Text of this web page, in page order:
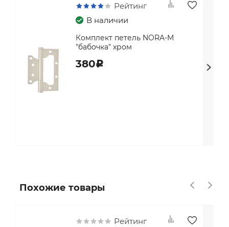
Рейтинг
В наличии
Комплект петель NORA-M
"бабочка" хром
380c
Похожие товары
Рейтинг